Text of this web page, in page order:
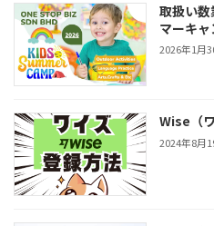
取扱い
マーキ
2026年1月
Wise（
2024年8月